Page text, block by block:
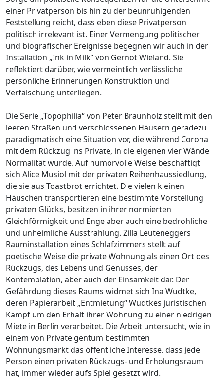
einer Privatperson bis hin zu der beunruhigenden
Feststellung reicht, dass eben diese Privatperson
politisch irrelevant ist. Einer Vermengung politischer
und biografischer Ereignisse begegnen wir auch in der
Installation „Ink in Milk“ von Gernot Wieland. Sie
reflektiert darüber, wie vermeintlich verlässliche
persönliche Erinnerungen Konstruktion und
Verfälschung unterliegen.
Die Serie „Topophilia“ von Peter Braunholz stellt mit den
leeren Straßen und verschlossenen Häusern geradezu
paradigmatisch eine Situation vor, die während Corona
mit dem Rückzug ins Private, in die eigenen vier Wände
Normalität wurde. Auf humorvolle Weise beschäftigt
sich Alice Musiol mit der privaten Reihenhaussiedlung,
die sie aus Toastbrot errichtet. Die vielen kleinen
Häuschen transportieren eine bestimmte Vorstellung
privaten Glücks, besitzen in ihrer normierten
Gleichförmigkeit und Enge aber auch eine bedrohliche
und unheimliche Ausstrahlung. Zilla Leuteneggers
Rauminstallation eines Schlafzimmers stellt auf
poetische Weise die private Wohnung als einen Ort des
Rückzugs, des Lebens und Genusses, der
Kontemplation, aber auch der Einsamkeit dar. Der
Gefährdung dieses Raums widmet sich Ina Wudtke,
deren Papierarbeit „Entmietung“ Wudtkes juristischen
Kampf um den Erhalt ihrer Wohnung zu einer niedrigen
Miete in Berlin verarbeitet. Die Arbeit untersucht, wie in
einem von Privateigentum bestimmten
Wohnungsmarkt das öffentliche Interesse, dass jede
Person einen privaten Rückzugs- und Erholungsraum
hat, immer wieder aufs Spiel gesetzt wird.